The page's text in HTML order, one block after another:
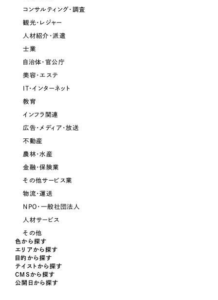
コンサルティング・調査
観光・レジャー
人材紹介・派遣
士業
自治体・官公庁
美容・エステ
IT・インターネット
教育
インフラ関連
広告・メディア・放送
不動産
農林・水産
金融・保険業
その他サービス業
物流・運送
NPO・一般社団法人
人材サービス
その他
色から探す
エリアから探す
目的から探す
テイストから探す
CMSから探す
公開日から探す